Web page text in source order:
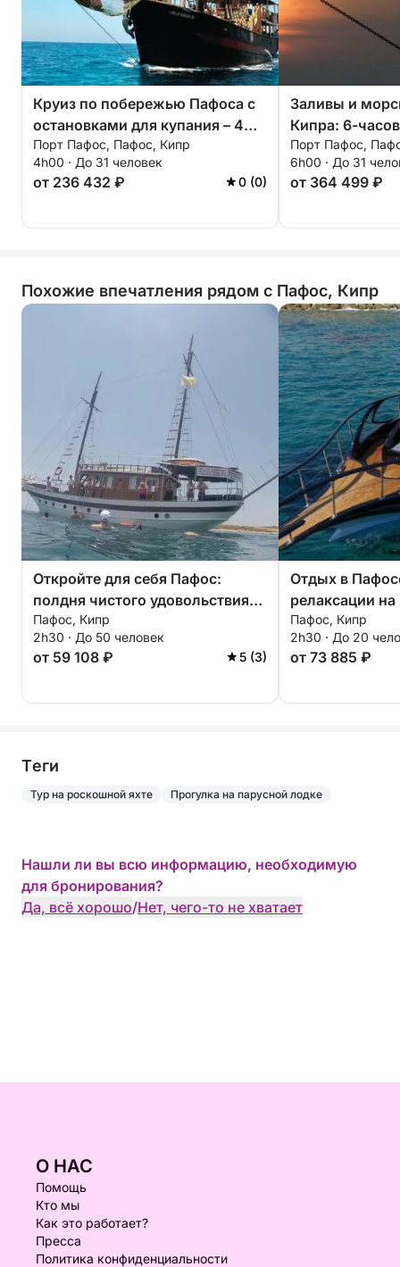
расслабляющий отдых на солнце с
возможностью освежиться в кристально чистых
водах Кипра.
Круиз по побережью Пафоса с
остановками для купания – 4
часа
Порт Пафос, Пафос, Кипр
4h00 · До 31 человек
от 236 432 ₽ 0 (0)
Заливы и
Кипра: 6-
Порт Пафос,
6h00 · До 31
от 364 499 ₽
Похожие впечатления рядом с Пафос, Кипр
Откройте для себя Пафос:
полдня чистого удовольствия
на борту гулета.
Пафос, Кипр
2h30 · До 50 человек
от 59 108 ₽ 5 (3)
Отдых в
релаксации
Пафос, Кипр
2h30 · До 20
от 73 885 ₽
Tеги
Тур на роскошной яхте Прогулка на парусной лодке
Нашли ли вы всю информацию, необходимую
для бронирования?
Да, всё хорошо/Нет, чего-то не хватает
О НАС
Помощь
Кто мы
Как это работает?
Пресса
Политика конфиденциальности